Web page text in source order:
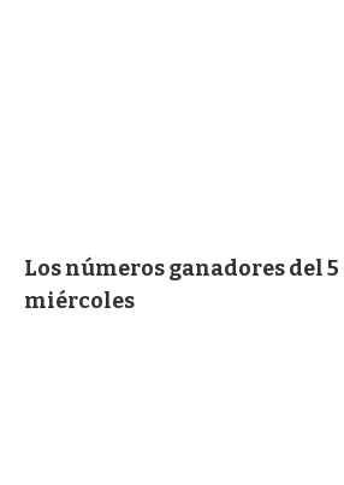
Los números ganadores del 5
miércoles